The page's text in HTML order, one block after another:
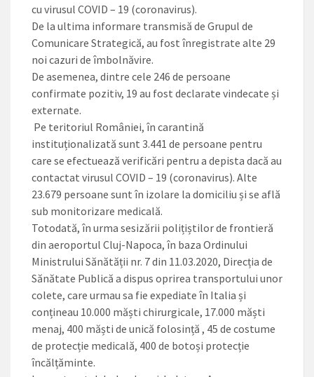
cu virusul COVID – 19 (coronavirus).
De la ultima informare transmisă de Grupul de
Comunicare Strategică, au fost înregistrate alte 29
noi cazuri de îmbolnăvire.
De asemenea, dintre cele 246 de persoane
confirmate pozitiv, 19 au fost declarate vindecate și
externate.
Pe teritoriul României, în carantină
instituționalizată sunt 3.441 de persoane pentru
care se efectuează verificări pentru a depista dacă au
contactat virusul COVID – 19 (coronavirus). Alte
23.679 persoane sunt în izolare la domiciliu și se află
sub monitorizare medicală.
Totodată, în urma sesizării polițiștilor de frontieră
din aeroportul Cluj-Napoca, în baza Ordinului
Ministrului Sănătății nr. 7 din 11.03.2020, Direcția de
Sănătate Publică a dispus oprirea transportului unor
colete, care urmau sa fie expediate în Italia și
conțineau 10.000 măști chirurgicale, 17.000 măști
menaj, 400 măști de unică folosință , 45 de costume
de protecție medicală, 400 de botoși protecție
încălțăminte.